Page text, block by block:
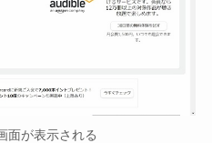
面が表示される